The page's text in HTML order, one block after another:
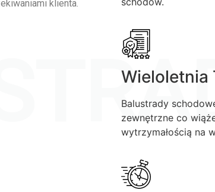
klienta.
Wieloletnia
Balustrady
zewnętrzne co
wytrzymałością na